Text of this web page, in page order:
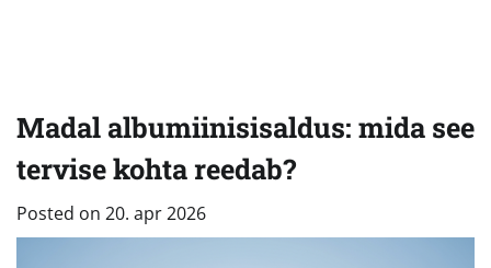
Madal albumiinisisaldus: mida see
tervise kohta reedab?
Posted on 20. apr 2026